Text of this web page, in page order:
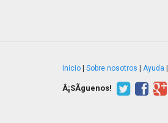
Inicio Sobre nosotros Ayuda
Â¡SÃ­guenos!